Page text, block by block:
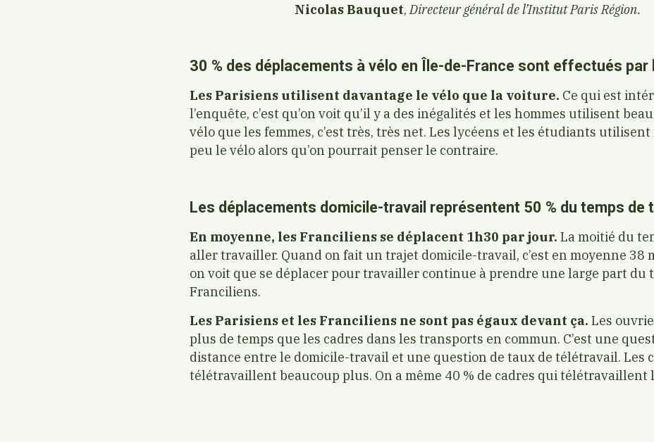
Nicolas Bauquet,Directeur général de l’Institut Paris Région.
30 % des déplacements à vélo en Île-de-France sont effectués par
Les Parisiens utilisent davantage le vélo que la voiture. Ce qui est
l’enquête, c’est qu’on voit qu’il y a des inégalités et les hommes utilisent
vélo que les femmes, c’est très, très net. Les lycéens et les étudiants
peu le vélo alors qu’on pourrait penser le contraire.
Les déplacements domicile-travail représentent 50 % du temps de
En moyenne, les Franciliens se déplacent 1h30 par jour. La moitié du
aller travailler. Quand on fait un trajet domicile-travail, c’est en moyenne 38
on voit que se déplacer pour travailler continue à prendre une large part du
Franciliens.
Les Parisiens et les Franciliens ne sont pas égaux devant ça. Les
plus de temps que les cadres dans les transports en commun. C’est une
distance entre le domicile-travail et une question de taux de télétravail. Les
télétravaillent beaucoup plus. On a même 40 % de cadres qui télétravaillent